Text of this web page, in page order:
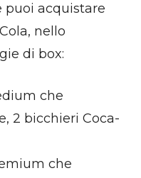
puoi acquistare
nello
di box:
che
2 bicchieri Coca-
che